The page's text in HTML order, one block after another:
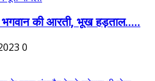
भगवान की आरती, भूख हड़ताल.....
0